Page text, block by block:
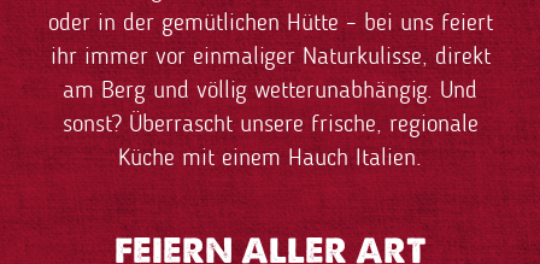
oder in der gemütlichen Hütte – bei uns feiert
ihr immer vor einmaliger Naturkulisse, direkt
am Berg und völlig wetterunabhängig. Und
sonst? Überrascht unsere frische, regionale
Küche mit einem Hauch Italien.
FEIERN ALLER ART